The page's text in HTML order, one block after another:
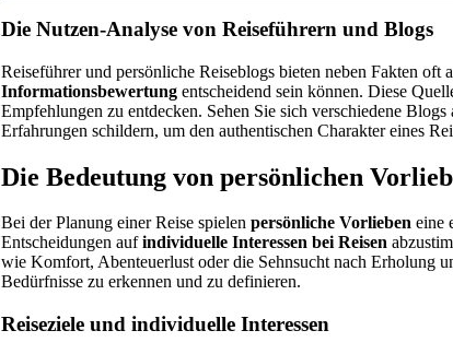
Die Nutzen-Analyse von Reiseführern und Blogs
Reiseführer und persönliche Reiseblogs bieten neben Fakten oft
Informationsbewertung entscheidend sein können. Diese
Empfehlungen zu entdecken. Sehen Sie sich verschiedene
Erfahrungen schildern, um den authentischen Charakter eines
Die Bedeutung von persönlichen
Bei der Planung einer Reise spielen persönliche Vorlieben eine
Entscheidungen aufindividuelle Interessen bei Reisen
wie Komfort, Abenteuerlust oder die Sehnsucht nach Erholung
Bedürfnisse zu erkennen und zu definieren.
Reiseziele und individuelle Interessen